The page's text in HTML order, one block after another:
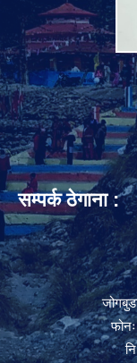
सम्पर्क ठेगाना :